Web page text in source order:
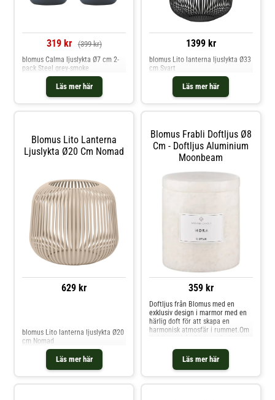
319 kr (399 kr)
Läs mer här
blomus Calma ljuslykta Ø7 cm 2-
pack Steel grey-smoke
1399 kr
Läs mer här
blomus Lito lanterna ljuslykta Ø33
cm Svart
Blomus Lito Lanterna
Ljuslykta Ø20 Cm Nomad
629 kr
Läs mer här
blomus Lito lanterna ljuslykta Ø20
cm Nomad
Blomus Frabli Doftljus Ø8
Cm - Doftljus Aluminium
Moonbeam
359 kr
Läs mer här
Doftljus från Blomus med en
exklusiv design i marmor med en
härlig doft för att skapa en
harmonisk atmosfär i rummet.Om
Mora: vanilj med inslag av
lavendel och myrra.- Brinntid: S -
18 timmar, L - 35 timmar.- 100%
sojavax.- Behaglig doftspridning.-